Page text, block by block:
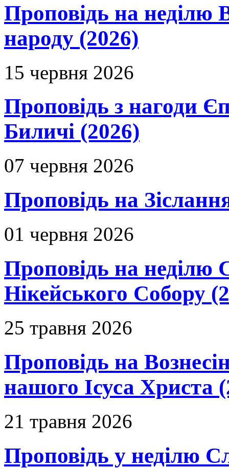
Проповідь на неділю
народу (2026)
15 червня 2026
Проповідь з нагоди
Биличі (2026)
07 червня 2026
Проповідь на
01 червня 2026
Проповідь на неділю
Нікейського Собору
25 травня 2026
Проповідь на
нашого Ісуса Христа
21 травня 2026
Проповідь у неділю